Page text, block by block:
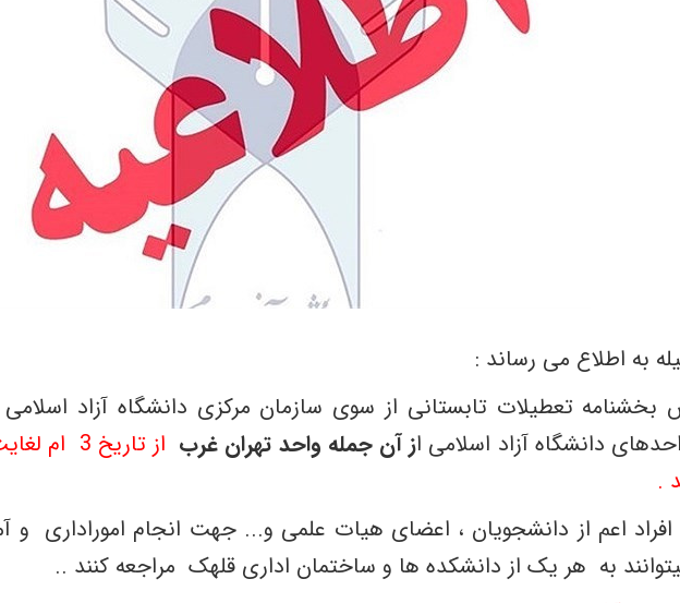
به اطلاع می رساند :
بخشنامه تعطیلات تابستانی از سوی سازمان مرکزی دانشگاه آزاد اسلامی
دانشگاه آزاد اسلامی از آن جمله واحد تهران غرب
.
افراد اعم از دانشجویان ، اعضای هیات علمی و... جهت انجام اموراداری
به هر یک از دانشکده ها و ساختمان اداری قلهک مراجعه کنند ..